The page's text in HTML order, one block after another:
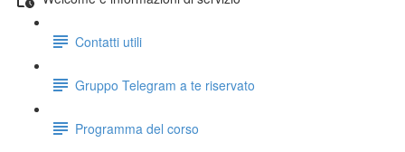
Contatti utili
Gruppo Telegram a te riservato
Programma del corso